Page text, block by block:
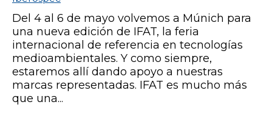
Del 4 al 6 de mayo volvemos a Múnich para
una nueva edición de IFAT, la feria
internacional de referencia en tecnologías
medioambientales. Y como siempre,
estaremos allí dando apoyo a nuestras
marcas representadas. IFAT es mucho más
que una...